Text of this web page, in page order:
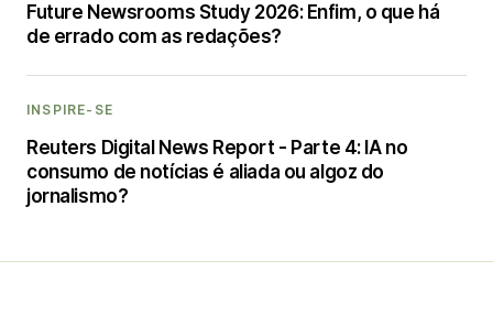
Future Newsrooms Study 2026: Enfim, o que há
de errado com as redações?
INSPIRE-SE
Reuters Digital News Report - Parte 4: IA no
consumo de notícias é aliada ou algoz do
jornalismo?